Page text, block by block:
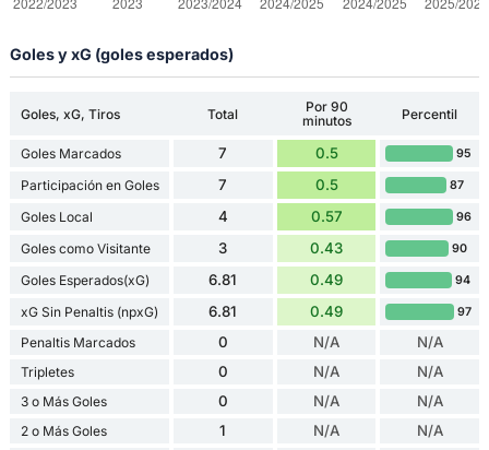
Goles y xG (goles esperados)
Goles, xG, Tiros Total
Por 90
minutos
Percentil
Goles Marcados 7 0.5 95
Participación en Goles 7 0.5 87
Goles Local 4 0.57 96
Goles como Visitante 3 0.43 90
Goles Esperados(xG) 6.81 0.49 94
xG Sin Penaltis (npxG) 6.81 0.49 97
Penaltis Marcados 0 N/A N/A
Tripletes 0 N/A N/A
3 o Más Goles 0 N/A N/A
2 o Más Goles 1 N/A N/A